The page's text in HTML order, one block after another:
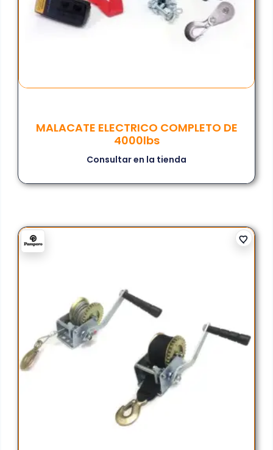
MALACATE ELECTRICO COMPLETO DE
4000lbs
Consultar en la tienda